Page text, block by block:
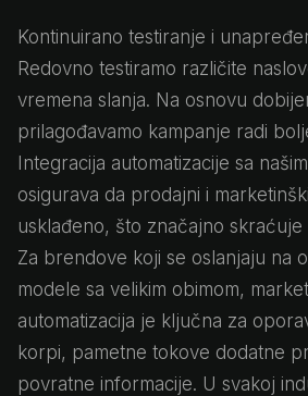
Kontinuirano testiranje i
Redovno testiramo različite
vremena slanja. Na osnovu
prilagođavamo kampanje radi
Integracija automatizacije sa
osigurava da prodajni i
usklađeno, što značajno
Za brendove koji se oslanjaju na
modele sa velikim obimom,
automatizacija je ključna za
korpi, pametne tokove dodatne
povratne informacije. U svakoj